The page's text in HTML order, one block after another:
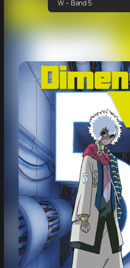
W – Band 5